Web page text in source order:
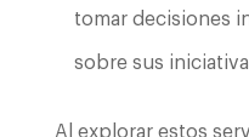
tomar decisiones
sobre sus
Al explorar estos